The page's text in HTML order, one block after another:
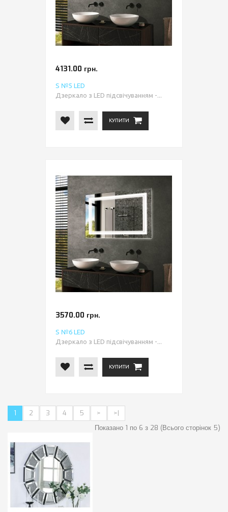
4131.00 грн.
S №5 LED
Дзеркало з LED підсвічуванням -...
КУПИТИ
3570.00 грн.
S №6 LED
Дзеркало з LED підсвічуванням -...
КУПИТИ
1 2 3 4 5 >
>|
Показано 1 по 6 з 28 (Всього сторінок 5)